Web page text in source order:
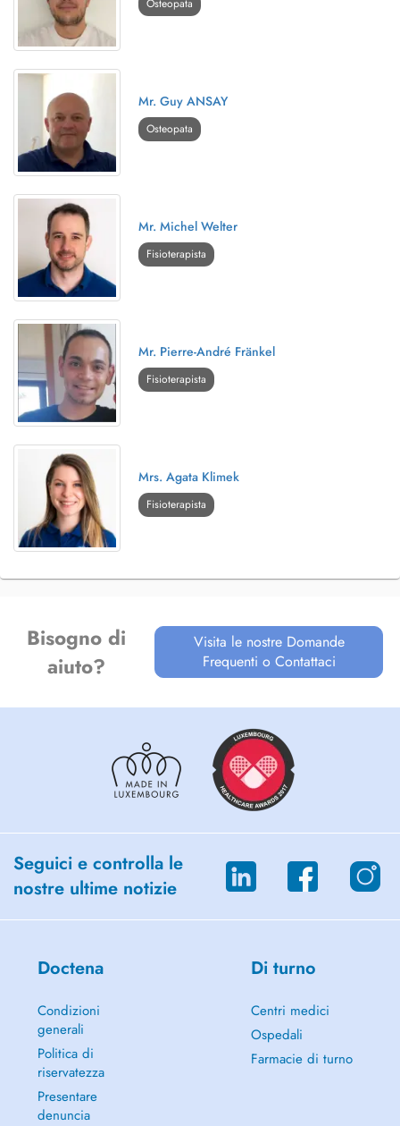
Osteopata
Mr. Guy ANSAY
Osteopata
Mr. Michel Welter
Fisioterapista
Mr. Pierre-André Fränkel
Fisioterapista
Mrs. Agata Klimek
Fisioterapista
Bisogno di
aiuto?
Visita le nostre Domande
Frequenti o Contattaci
Seguici e controlla le
nostre ultime notizie
Doctena
Condizioni
generali
Politica di
riservatezza
Presentare
denuncia
Di turno
Centri medici
Ospedali
Farmacie di turno